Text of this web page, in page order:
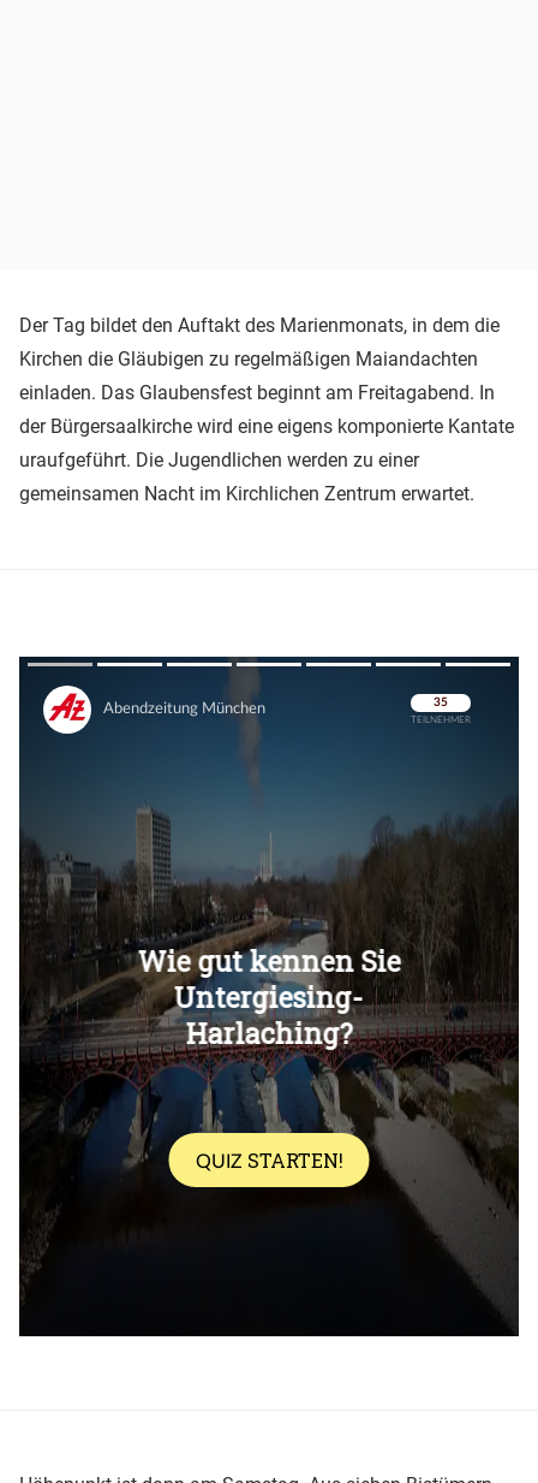
Der Tag bildet den Auftakt des Marienmonats, in dem die
Kirchen die Gläubigen zu regelmäßigen Maiandachten
einladen. Das Glaubensfest beginnt am Freitagabend. In
der Bürgersaalkirche wird eine eigens komponierte Kantate
uraufgeführt. Die Jugendlichen werden zu einer
gemeinsamen Nacht im Kirchlichen Zentrum erwartet.
Überspringen
Überspringen